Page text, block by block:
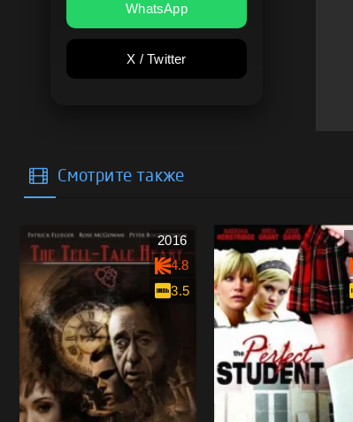
WhatsApp
X / Twitter
Смотрите также
2016
4.8
3.5